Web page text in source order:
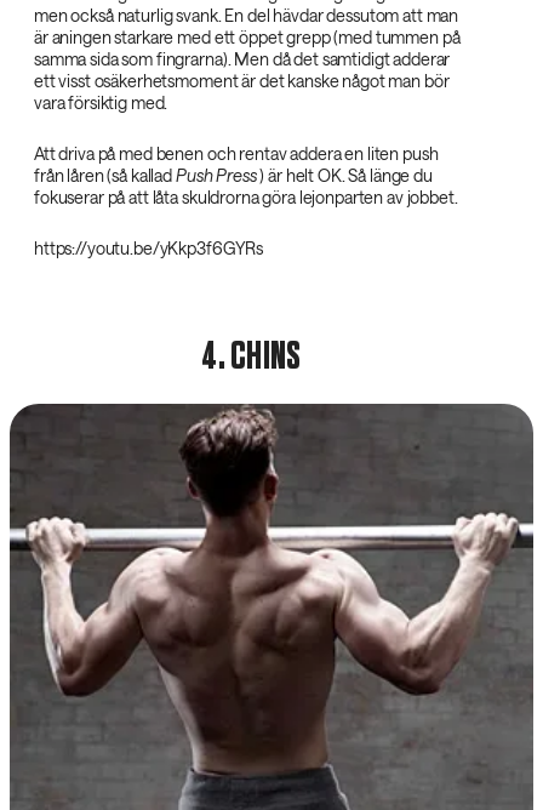
men också naturlig svank. En del hävdar dessutom att man
är aningen starkare med ett öppet grepp (med tummen på
samma sida som fingrarna). Men då det samtidigt adderar
ett visst osäkerhetsmoment är det kanske något man bör
vara försiktig med.
Att driva på med benen och rentav addera en liten push
från låren (så kalladPush Press‌) är helt OK. Så länge du
fokuserar på att låta skuldrorna göra lejonparten av jobbet.
https://youtu.be/yKkp3f6GYRs
4. CHINS